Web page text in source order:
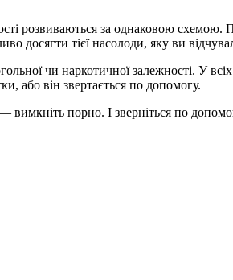
розвиваються за однаковою
досягти тієї насолоди, яку ви
чи наркотичної залежності.
або він звертається по допомогу.
вимкніть порно. І зверніться по